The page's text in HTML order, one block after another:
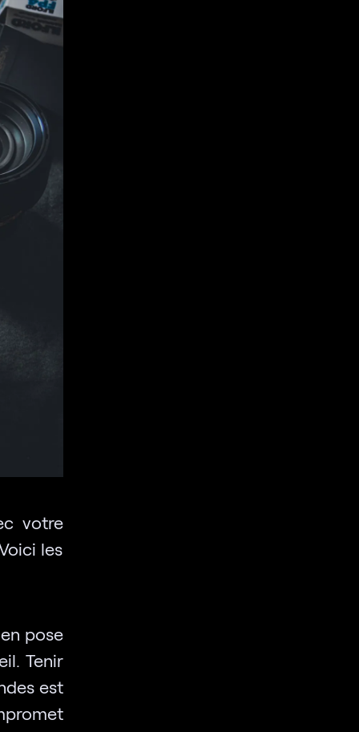
votre
les
pose
Tenir
est